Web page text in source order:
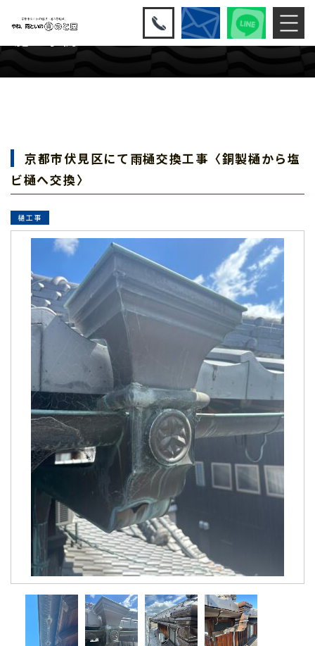
施工事例
京都市伏見区にて雨樋交換工事〈銅製樋から塩
ビ樋へ交換〉
樋工事